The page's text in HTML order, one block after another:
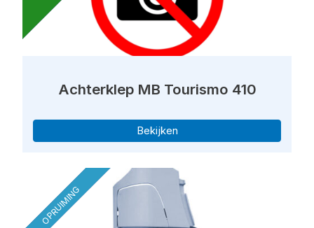
Achterklep MB Tourismo 410
Bekijken
OPRUIMING